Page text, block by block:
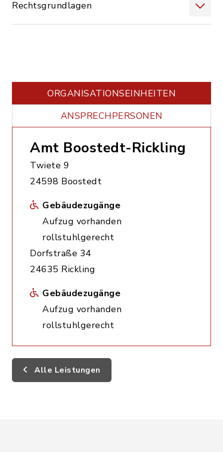
Rechtsgrundlagen
ORGANISATIONS­EINHEITEN
ANSPRECHPERSONEN
Amt Boostedt-Rickling
Twiete 9
24598 Boostedt
Gebäudezugänge
Aufzug vorhanden
rollstuhlgerecht
Dorfstraße 34
24635 Rickling
Gebäudezugänge
Aufzug vorhanden
rollstuhlgerecht
Alle Leistungen